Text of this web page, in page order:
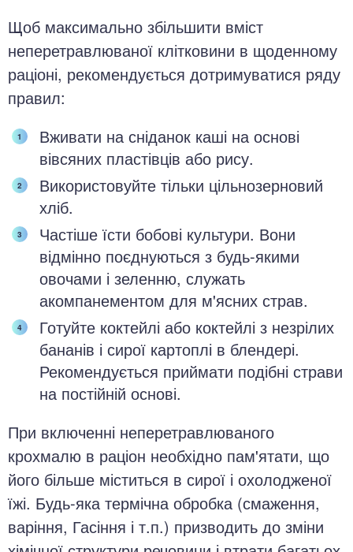
Щоб максимально збільшити вміст
неперетравлюваної клітковини в щоденному
раціоні, рекомендується дотримуватися ряду
правил:
Вживати на сніданок каші на основі
вівсяних пластівців або рису.
Використовуйте тільки цільнозерновий
хліб.
Частіше їсти бобові культури. Вони
відмінно поєднуються з будь-якими
овочами і зеленню, служать
акомпанементом для м'ясних страв.
Готуйте коктейлі або коктейлі з незрілих
бананів і сирої картоплі в блендері.
Рекомендується приймати подібні страви
на постійній основі.
При включенні неперетравлюваного
крохмалю в раціон необхідно пам'ятати, що
його більше міститься в сирої і охолодженої
їжі. Будь-яка термічна обробка (смаження,
варіння, Гасіння і т.п.) призводить до зміни